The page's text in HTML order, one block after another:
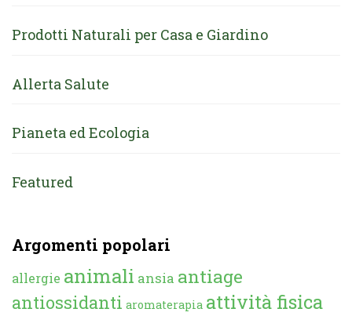
Prodotti Naturali per Casa e Giardino
Allerta Salute
Pianeta ed Ecologia
Featured
Argomenti popolari
allergie animali ansia antiage
antiossidanti aromaterapia attività fisica